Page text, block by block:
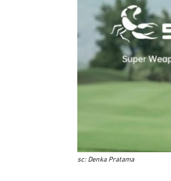
sc: Denka Pratama